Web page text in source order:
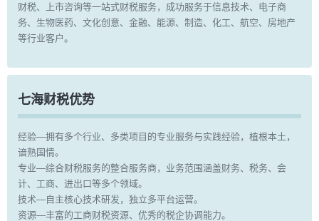
财税、上市咨询等一站式财税服务，成功服务于信息技术、电子商
务、生物医药、文化创意、金融、能源、制造、化工、航空、房地产
等行业客户。
七海财税优势
经验—拥有多个行业、多类项目的专业服务与实践经验，植根本土，
谙熟国情。
专业—综合财税服务的整合服务商，业务范围涵盖财务、税务、会
计、工商、进出口等多个领域。
技术—自主核心技术研发，独立多平台运营。
资源—丰富的工商财税资源、优秀的税企协调能力。